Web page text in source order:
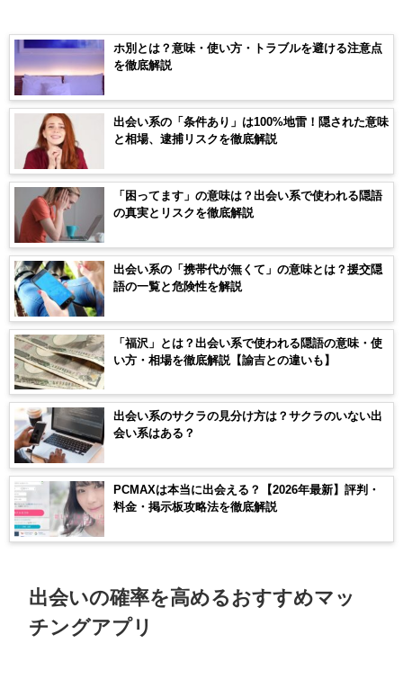
ホ別とは？意味・使い方・トラブルを避ける注意点
を徹底解説
出会い系の「条件あり」は100%地雷！隠された意味
と相場、逮捕リスクを徹底解説
「困ってます」の意味は？出会い系で使われる隠語
の真実とリスクを徹底解説
出会い系の「携帯代が無くて」の意味とは？援交隠
語の一覧と危険性を解説
「福沢」とは？出会い系で使われる隠語の意味・使
い方・相場を徹底解説【諭吉との違いも】
出会い系のサクラの見分け方は？サクラのいない出
会い系はある？
PCMAXは本当に出会える？【2026年最新】評判・
料金・掲示板攻略法を徹底解説
出会いの確率を高めるおすすめマッ
チングアプリ